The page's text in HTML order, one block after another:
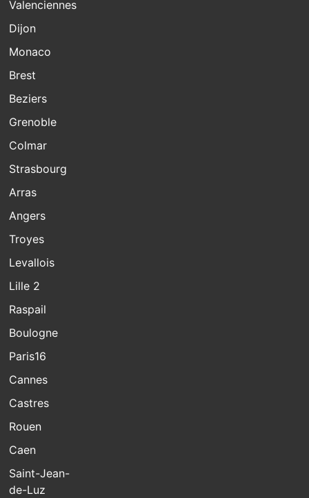
Valenciennes
Dijon
Monaco
Brest
Beziers
Grenoble
Colmar
Strasbourg
Arras
Angers
Troyes
Levallois
Lille 2
Raspail
Boulogne
Paris16
Cannes
Castres
Rouen
Caen
Saint-Jean-
de-Luz